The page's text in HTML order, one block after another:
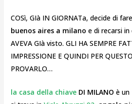
COSì, GIà IN GIORNATa, decide di
buenos aires a milano e di recarsi in
AVEVA GIà visto. GLI HA SEMPRE
IMPRESSIONE E QUINDI PER
PROVARLO…
la casa della chiaveDI MILANO è un